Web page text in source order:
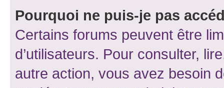
Pourquoi ne puis-je pas
Certains forums peuvent être
d’utilisateurs. Pour consulter,
autre action, vous avez besoin